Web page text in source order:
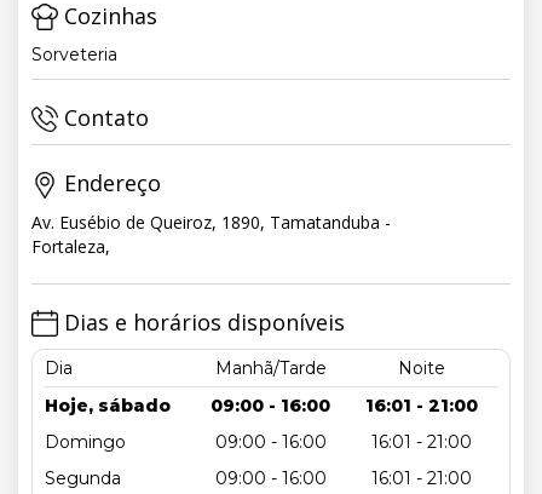
Cozinhas
Sorveteria
Contato
Endereço
Av. Eusébio de Queiroz, 1890, Tamatanduba -
Fortaleza,
Dias e horários disponíveis
Dia Manhã/Tarde
Noite
Hoje, sábado
09:00 - 16:00
16:01 - 21:00
Domingo
09:00 - 16:00
16:01 - 21:00
Segunda
09:00 - 16:00
16:01 - 21:00